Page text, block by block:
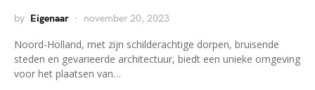
by Eigenaar november 20, 2023
Noord-Holland, met zijn schilderachtige dorpen, bruisende
steden en gevarieerde architectuur, biedt een unieke omgeving
voor het plaatsen van…